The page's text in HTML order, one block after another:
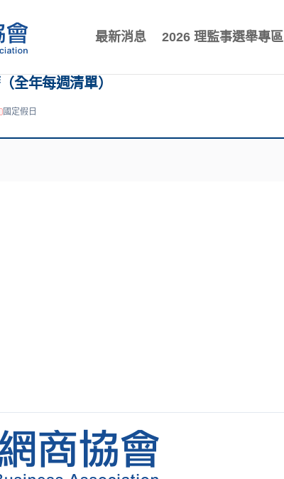
最新消息 2026 理監事選舉專區
全年每週清單）
國定假日